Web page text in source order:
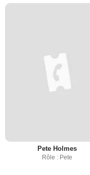
Pete Holmes
Rôle : Pete